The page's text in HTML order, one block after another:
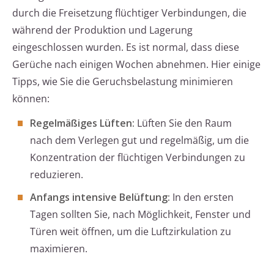
durch die Freisetzung flüchtiger Verbindungen, die
während der Produktion und Lagerung
eingeschlossen wurden. Es ist normal, dass diese
Gerüche nach einigen Wochen abnehmen. Hier einige
Tipps, wie Sie die Geruchsbelastung minimieren
können:
Regelmäßiges Lüften: Lüften Sie den Raum
nach dem Verlegen gut und regelmäßig, um die
Konzentration der flüchtigen Verbindungen zu
reduzieren.
Anfangs intensive Belüftung: In den ersten
Tagen sollten Sie, nach Möglichkeit, Fenster und
Türen weit öffnen, um die Luftzirkulation zu
maximieren.